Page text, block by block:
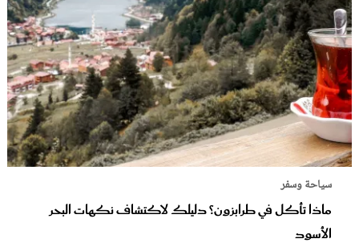
سياحة وسفر
ماذا تأكل في طرابزون؟ دليلك لاكتشاف نكهات البحر
الأسود